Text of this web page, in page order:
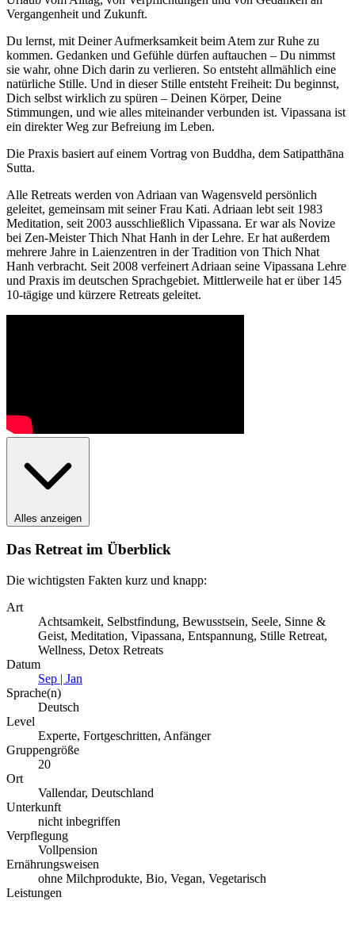
Vergangenheit und Zukunft.
Du lernst, mit Deiner Aufmerksamkeit beim Atem zur Ruhe zu
kommen. Gedanken und Gefühle dürfen auftauchen – Du nimmst
sie wahr, ohne Dich darin zu verlieren. So entsteht allmählich eine
natürliche Stille. Und in dieser Stille entsteht Freiheit: Du beginnst,
Dich selbst wirklich zu spüren – Deinen Körper, Deine
Stimmungen, und wie alles miteinander verbunden ist. Vipassana ist
ein direkter Weg zur Befreiung im Leben.
Die Praxis basiert auf einem Vortrag von Buddha, dem Satipatthāna
Sutta.
Alle Retreats werden von Adriaan van Wagensveld persönlich
geleitet, gemeinsam mit seiner Frau Kati. Adriaan lebt seit 1983
Meditation, seit 2003 ausschließlich Vipassana. Er war als Novize
bei Zen-Meister Thich Nhat Hanh in der Lehre. Er hat außerdem
mehrere Jahre in Laienzentren in der Tradition von Thich Nhat
Hanh verbracht. Seit 2008 verfeinert Adriaan seine Vipassana Lehre
und Praxis im deutschen Sprachgebiet. Mittlerweile hat er über 145
10-tägige und kürzere Retreats geleitet.
Alles anzeigen
Das Retreat im Überblick
Die wichtigsten Fakten kurz und knapp:
Art
Achtsamkeit, Selbstfindung, Bewusstsein, Seele, Sinne &
Geist, Meditation, Vipassana, Entspannung, Stille Retreat,
Wellness, Detox Retreats
Datum
Sep | Jan
Sprache(n)
Deutsch
Level
Experte, Fortgeschritten, Anfänger
Gruppengröße
20
Ort
Vallendar, Deutschland
Unterkunft
nicht inbegriffen
Verpflegung
Vollpension
Ernährungsweisen
ohne Milchprodukte, Bio, Vegan, Vegetarisch
Leistungen